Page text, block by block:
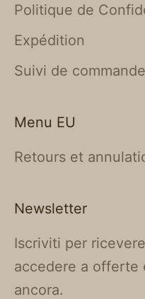
Politique de
Expédition
Suivi de commande
Menu EU
Retours et
Newsletter
Iscriviti per
accedere a offerte
ancora.